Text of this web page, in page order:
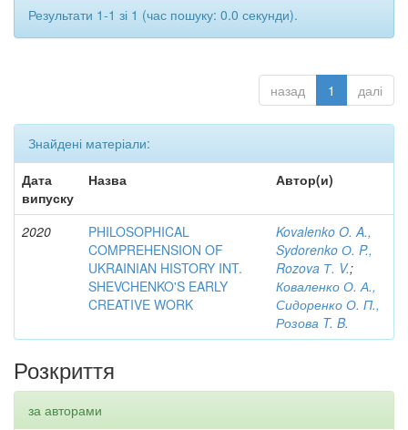
Результати 1-1 зі 1 (час пошуку: 0.0 секунди).
назад 1 далі
Знайдені матеріали:
Дата
випуску
Назва Автор(и)
2020
PHILOSOPHICAL
COMPREHENSION OF
UKRAINIAN HISTORY INT.
SHEVCHENKO'S EARLY
CREATIVE WORK
Kovalenko O. A.,
Sydorenko О. P.,
Rozova Т. V.;
Коваленко О. А.,
Сидоренко О. П.,
Розова T. B.
Розкриття
за авторами